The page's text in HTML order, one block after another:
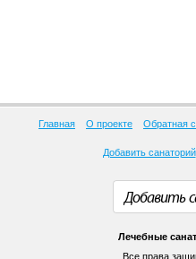
Главная О проекте Обратная
Добавить санаторий
Лечебные
Все права
Добавить